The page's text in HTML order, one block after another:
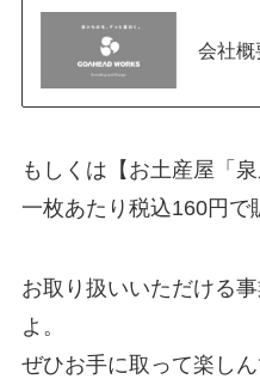
会社概
もしくは【お土産屋「
一枚あたり税込160円で
お取り扱いいただける
よ。
ぜひお手に取って楽しん